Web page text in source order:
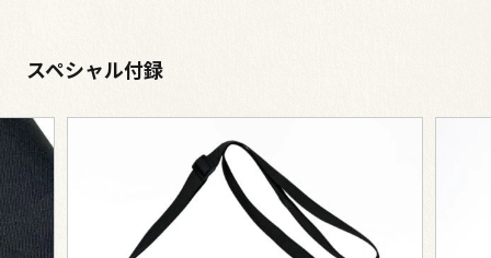
スペシャル付録